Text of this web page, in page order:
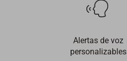
Alertas de voz
personalizables